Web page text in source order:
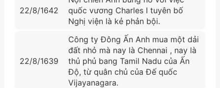
22/8/1642
quốc vương Charles I tuyên bố
Nghị viện là kẻ phản bội.
22/8/1639
Công ty Đông Ấn Anh mua một dải
đất nhỏ mà nay là Chennai , nay là
thủ phủ bang Tamil Nadu của Ấn
Độ, từ quân chủ của Đế quốc
Vijayanagara.